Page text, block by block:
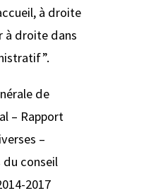
à droite
à droite dans
de
– Rapport
–
du conseil
2017